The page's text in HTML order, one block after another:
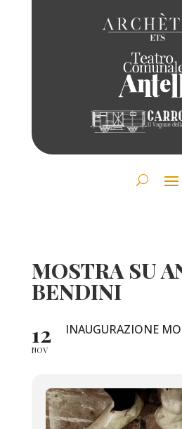
MOSTRA SU
BENDINI
12
NOV
INAUGURAZIONE